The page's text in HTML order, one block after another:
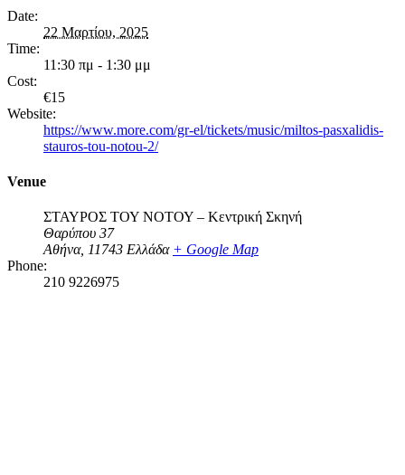
Date:
22 Μαρτίου, 2025
Time:
11:30 πμ - 1:30 μμ
Cost:
€15
Website:
https://www.more.com/gr-el/tickets/music/miltos-pasxalidis-
stauros-tou-notou-2/
Venue
ΣΤΑΥΡΟΣ ΤΟΥ ΝΟΤΟΥ – Κεντρική Σκηνή
Θαρύπου 37
Αθήνα, 11743 Ελλάδα + Google Map
Phone:
210 9226975